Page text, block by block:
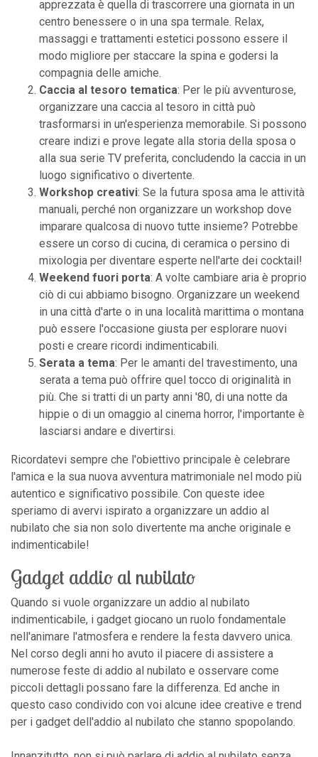
apprezzata è quella di trascorrere una giornata in un
centro benessere o in una spa termale. Relax,
massaggi e trattamenti estetici possono essere il
modo migliore per staccare la spina e godersi la
compagnia delle amiche.
Caccia al tesoro tematica: Per le più avventurose,
organizzare una caccia al tesoro in città può
trasformarsi in un'esperienza memorabile. Si possono
creare indizi e prove legate alla storia della sposa o
alla sua serie TV preferita, concludendo la caccia in un
luogo significativo o divertente.
Workshop creativi: Se la futura sposa ama le attività
manuali, perché non organizzare un workshop dove
imparare qualcosa di nuovo tutte insieme? Potrebbe
essere un corso di cucina, di ceramica o persino di
mixologia per diventare esperte nell'arte dei cocktail!
Weekend fuori porta: A volte cambiare aria è proprio
ciò di cui abbiamo bisogno. Organizzare un weekend
in una città d'arte o in una località marittima o montana
può essere l'occasione giusta per esplorare nuovi
posti e creare ricordi indimenticabili.
Serata a tema: Per le amanti del travestimento, una
serata a tema può offrire quel tocco di originalità in
più. Che si tratti di un party anni '80, di una notte da
hippie o di un omaggio al cinema horror, l'importante è
lasciarsi andare e divertirsi.
Ricordatevi sempre che l'obiettivo principale è celebrare
l'amica e la sua nuova avventura matrimoniale nel modo più
autentico e significativo possibile. Con queste idee
speriamo di avervi ispirato a organizzare un addio al
nubilato che sia non solo divertente ma anche originale e
indimenticabile!
Gadget addio al nubilato
Quando si vuole organizzare un addio al nubilato
indimenticabile, i gadget giocano un ruolo fondamentale
nell'animare l'atmosfera e rendere la festa davvero unica.
Nel corso degli anni ho avuto il piacere di assistere a
numerose feste di addio al nubilato e osservare come
piccoli dettagli possano fare la differenza. Ed anche in
questo caso condivido con voi alcune idee creative e trend
per i gadget dell'addio al nubilato che stanno spopolando.